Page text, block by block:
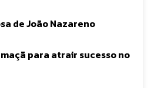
de João Nazareno
para atrair sucesso no